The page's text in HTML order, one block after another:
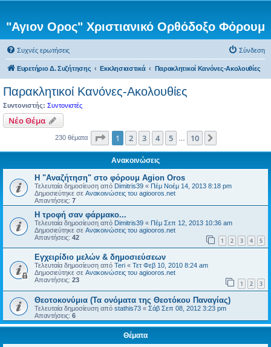
"Αγιον Ορος" Χριστιανικό Ορθόδοξο Φόρουμ
Συχνές ερωτήσεις Σύνδεση
Ευρετήριο Δ. Συζήτησης Εκκλησιαστικά Παρακλητικοί Κανόνες-Ακολουθίες
Παρακλητικοί Κανόνες-Ακολουθίες
Συντονιστής: Συντονιστές
Νέο Θέμα
230 θέματα Σελίδα από10
1 2 3 4 5 10
Ανακοινώσεις
Η "Αναζήτηση" στο φόρουμ Agion Oros
Τελευταία δημοσίευση από Dimitris39 « Πέμ Νοέμ 14, 2013 8:18 pm
Δημοσιεύτηκε σε Ανακοινώσεις του agiooros.net
Απαντήσεις: 7
H τροφή σαν φάρμακο...
Τελευταία δημοσίευση από Dimitris39 « Πέμ Σεπ 12, 2013 10:36 am
Δημοσιεύτηκε σε Ανακοινώσεις του agiooros.net
Απαντήσεις: 42 1 2 3 4 5
Εγχειρίδιο μελών & δημοσιεύσεων
Τελευταία δημοσίευση από Teri « Τετ Φεβ 10, 2010 8:24 am
Δημοσιεύτηκε σε Ανακοινώσεις του agiooros.net
Απαντήσεις: 23 1 2 3
Θεοτοκονύμια (Τα ονόματα της Θεοτόκου Παναγίας)
Τελευταία δημοσίευση από stathis73 « Σάβ Σεπ 08, 2012 3:23 pm
Απαντήσεις: 6
Θέματα